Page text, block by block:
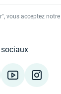
vous acceptez notre